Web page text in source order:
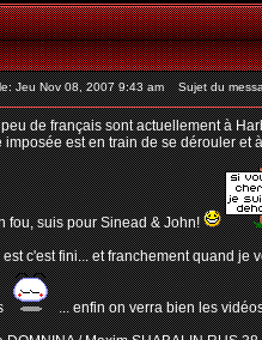
Jeu Nov 08, 2007 9:43 am Sujet du
de français sont actuellement à
imposée est en train de se dérouler et
fou, suis pour Sinead & John!
est c'est fini... et franchement quand je
... enfin on verra bien les